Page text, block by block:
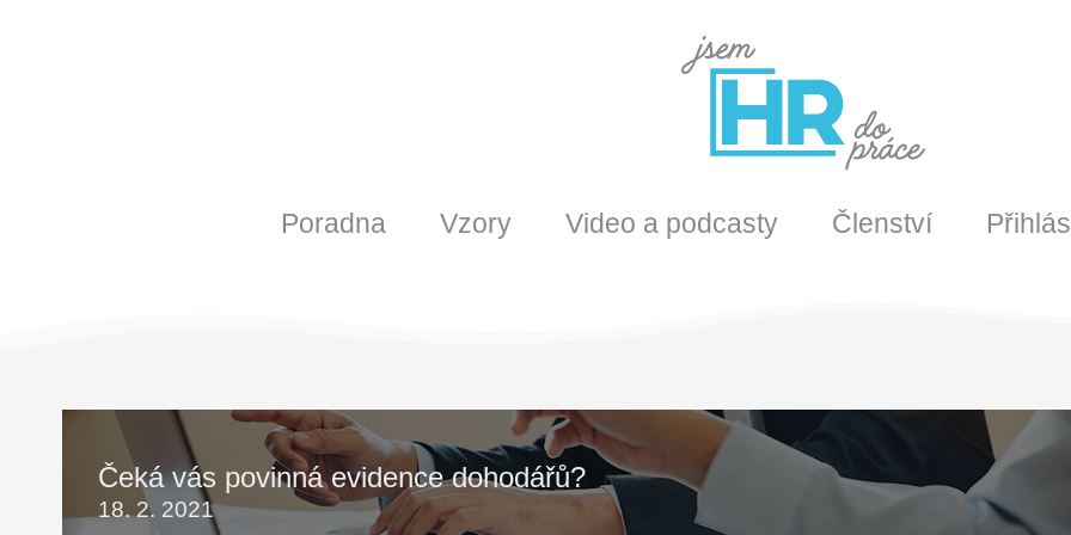
Poradna Vzory Video a podcasty Členství
Čeká vás povinná evidence dohodářů?
18. 2. 2021